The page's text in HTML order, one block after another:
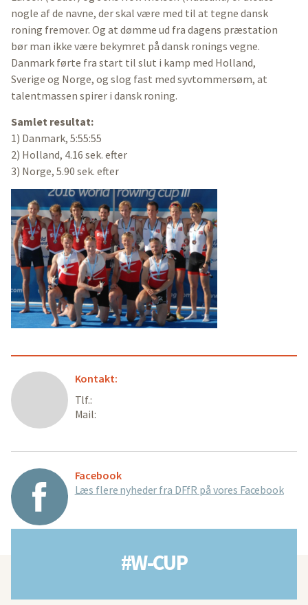
nogle af de navne, der skal være med til at tegne dansk
roning fremover. Og at dømme ud fra dagens præstation
bør man ikke være bekymret på dansk ronings vegne.
Danmark førte fra start til slut i kamp med Holland,
Sverige og Norge, og slog fast med syvtommersøm, at
talentmassen spirer i dansk roning.
Samlet resultat:
1) Danmark, 5:55:55
2) Holland, 4.16 sek. efter
3) Norge, 5.90 sek. efter
Kontakt:
Tlf.:
Mail:
Facebook
Læs flere nyheder fra DFfR på vores Facebook
#W-CUP